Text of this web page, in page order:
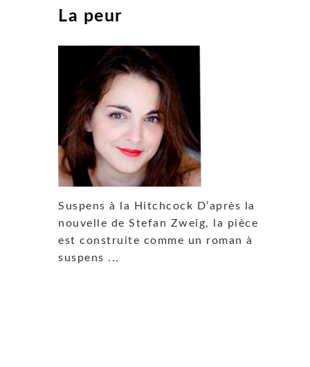
La peur
Suspens à la Hitchcock D’après la
nouvelle de Stefan Zweig, la pièce
est construite comme un roman à
suspens ...